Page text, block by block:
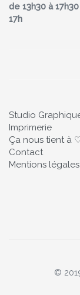
de 13h30 à
17h
Studio
Imprimerie
Ça nous tient à
Contact
Mentions légales
©